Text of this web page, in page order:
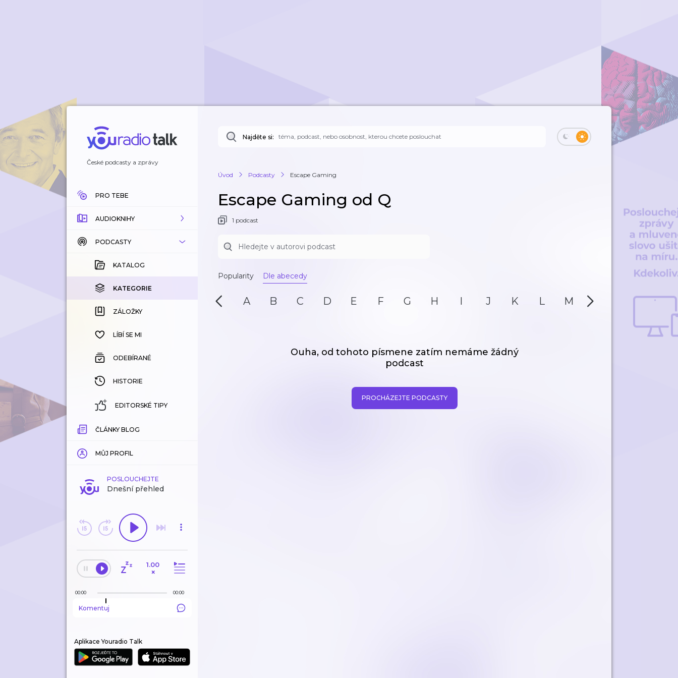
České podcasty a zprávy
PRO TEBE
AUDIOKNIHY
KATALOG
KOUPENÉ
KATEGORIE
ZÁLOŽKY
HISTORIE
PODCASTY
KATALOG
KATEGORIE
ZÁLOŽKY
LÍBÍ SE MI
ODEBÍRANÉ
HISTORIE
EDITORSKÉ TIPY
ČLÁNKY BLOG
MŮJ PROFIL
POSLOUCHEJTE
Dnešní přehled
1.00
×
00:00 00:00
Komentuj
Aplikace Youradio Talk
Najděte si:
Úvod Podcasty Escape Gaming
Escape Gaming od Q
1 podcast
Popularity Dle abecedy
A B C D E F G H I J K L M N P
Ouha, od tohoto písmene zatím nemáme žádný
podcast
PROCHÁZEJTE PODCASTY